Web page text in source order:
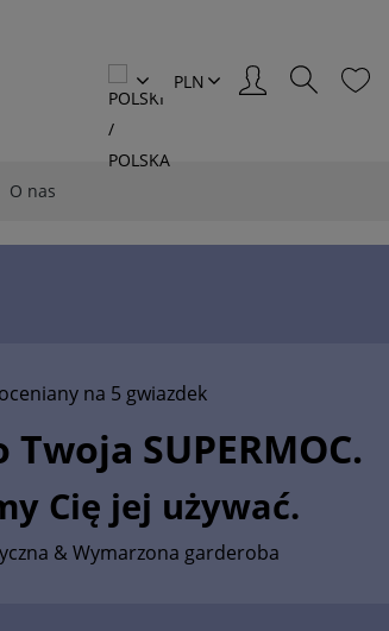
O nas
na 5 gwiazdek
SUPERMOC.
Cię jej używać.
& Wymarzona garderoba